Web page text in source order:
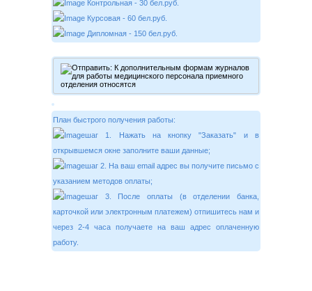
Контрольная - 30 бел.руб.
Курсовая - 60 бел.руб.
Дипломная - 150 бел.руб.
План быстрого получения работы:
шаг 1. Нажать на кнопку "Заказать" и в
открывшемся окне заполните ваши данные;
шаг 2. На ваш email адрес вы получите письмо с
указанием методов оплаты;
шаг 3. После оплаты (в отделении банка,
карточкой или электронным платежем) отпишитесь нам и
через 2-4 часа получаете на ваш адрес оплаченную
работу.